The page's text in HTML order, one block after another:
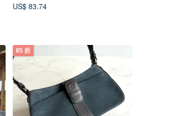
US$ 83.74
85 折